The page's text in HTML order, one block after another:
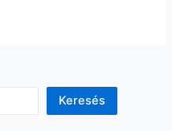
Keresés